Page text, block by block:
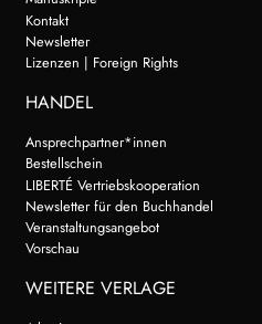
Kontakt
Newsletter
Lizenzen | Foreign Rights
HANDEL
Ansprechpartner*innen
Bestellschein
LIBERTÉ Vertriebskooperation
Newsletter für den Buchhandel
Veranstaltungsangebot
Vorschau
WEITERE VERLAGE